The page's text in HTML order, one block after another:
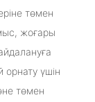
төмен
жоғары
орнату үшін
төмен